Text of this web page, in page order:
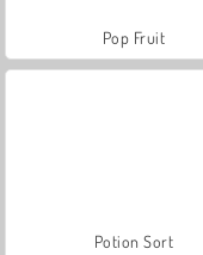
Pop Fruit
Potion Sort